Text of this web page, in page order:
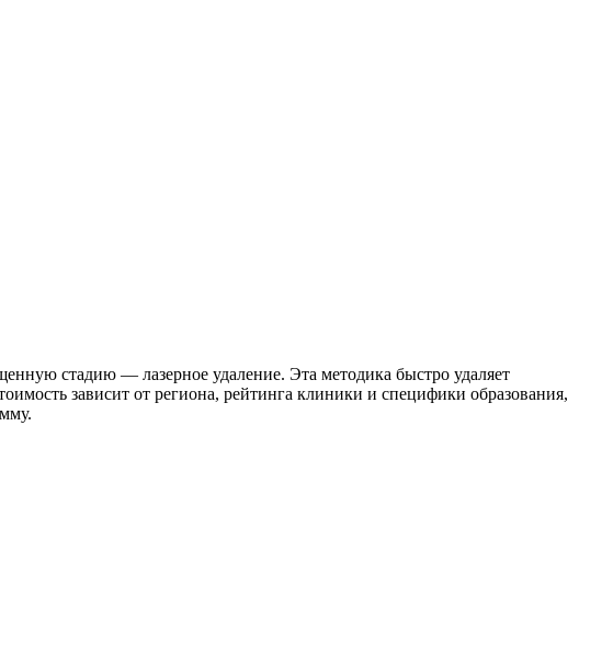
стадию — лазерное удаление. Эта методика быстро удаляет
зависит от региона, рейтинга клиники и специфики образования,